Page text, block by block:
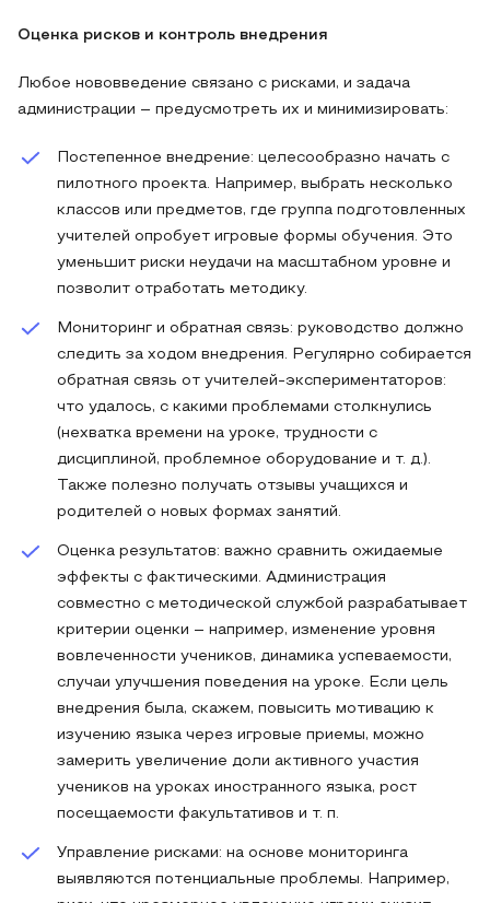
Оценка рисков и контроль внедрения
Любое нововведение связано с рисками, и задача
администрации – предусмотреть их и минимизировать:
Постепенное внедрение: целесообразно начать с
пилотного проекта. Например, выбрать несколько
классов или предметов, где группа подготовленных
учителей опробует игровые формы обучения. Это
уменьшит риски неудачи на масштабном уровне и
позволит отработать методику.
Мониторинг и обратная связь: руководство должно
следить за ходом внедрения. Регулярно собирается
обратная связь от учителей-экспериментаторов:
что удалось, с какими проблемами столкнулись
(нехватка времени на уроке, трудности с
дисциплиной, проблемное оборудование и т. д.).
Также полезно получать отзывы учащихся и
родителей о новых формах занятий.
Оценка результатов: важно сравнить ожидаемые
эффекты с фактическими. Администрация
совместно с методической службой разрабатывает
критерии оценки – например, изменение уровня
вовлеченности учеников, динамика успеваемости,
случаи улучшения поведения на уроке. Если цель
внедрения была, скажем, повысить мотивацию к
изучению языка через игровые приемы, можно
замерить увеличение доли активного участия
учеников на уроках иностранного языка, рост
посещаемости факультативов и т. п.
Управление рисками: на основе мониторинга
выявляются потенциальные проблемы. Например,